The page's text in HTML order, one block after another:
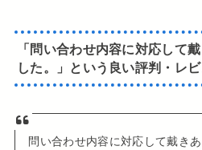
「問い合わせ内容に対応して
した。」という良い評判・レ
問い合わせ内容に対応して戴き